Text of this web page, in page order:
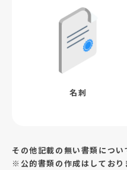
名刺
その他記載の無い書類につい
※公的書類の作成はしており